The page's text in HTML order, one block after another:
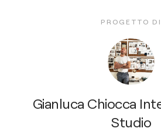
PROGETTO DI
Gianluca Chiocca
Studio